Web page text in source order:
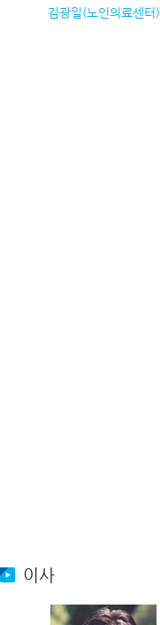
김광일(노인의료센터)
이사